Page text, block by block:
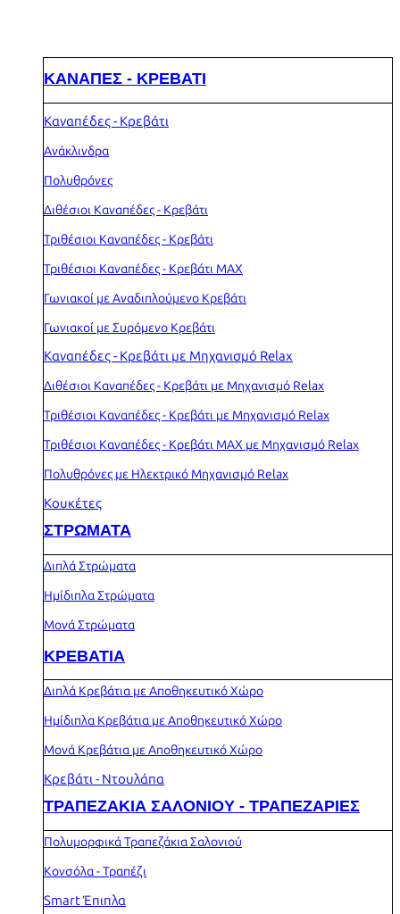
ΚΑΝΑΠΕΣ - ΚΡΕΒΑΤΙ
Καναπέδες - Κρεβάτι
Ανάκλινδρα
Πολυθρόνες
Διθέσιοι Καναπέδες - Κρεβάτι
Τριθέσιοι Καναπέδες - Κρεβάτι
Τριθέσιοι Καναπέδες - Κρεβάτι MAX
Γωνιακοί με Αναδιπλούμενο Κρεβάτι
Γωνιακοί με Συρόμενο Κρεβάτι
Καναπέδες - Κρεβάτι με Μηχανισμό Relax
Διθέσιοι Καναπέδες - Κρεβάτι με Μηχανισμό Relax
Τριθέσιοι Καναπέδες - Κρεβάτι με Μηχανισμό Relax
Τριθέσιοι Καναπέδες - Κρεβάτι MAX με Μηχανισμό Relax
Πολυθρόνες με Ηλεκτρικό Μηχανισμό Relax
Κουκέτες
ΣΤΡΩΜΑΤΑ
Διπλά Στρώματα
Ημίδιπλα Στρώματα
Μονά Στρώματα
ΚΡΕΒΑΤΙΑ
Διπλά Κρεβάτια με Αποθηκευτικό Χώρο
Ημίδιπλα Κρεβάτια με Αποθηκευτικό Χώρο
Μονά Κρεβάτια με Αποθηκευτικό Χώρο
Κρεβάτι - Ντουλάπα
ΤΡΑΠΕΖΑΚΙΑ ΣΑΛΟΝΙΟΥ - ΤΡΑΠΕΖΑΡΙΕΣ
Πολυμορφικά Τραπεζάκια Σαλονιού
Κονσόλα - Τραπέζι
Smart Έπιπλα